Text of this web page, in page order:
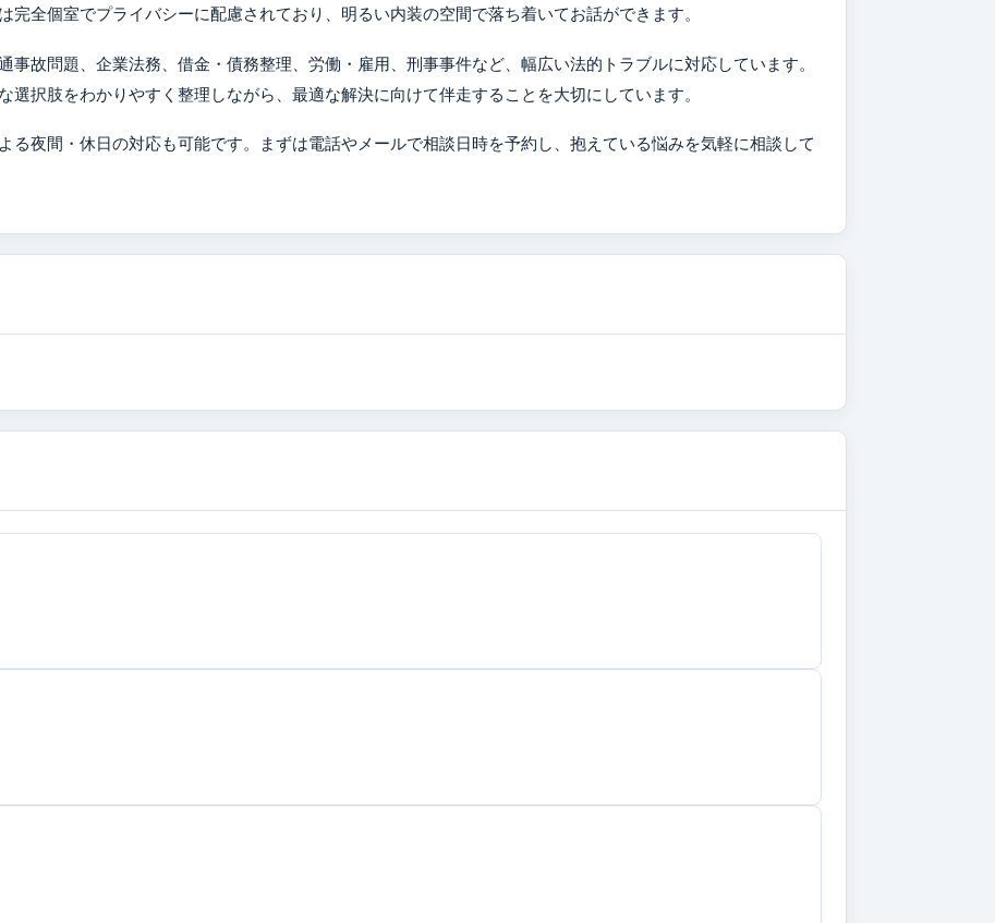
完全個室でプライバシーに配慮されており、明るい内装の空間で落ち着いてお話ができます。
事故問題、企業法務、借金・債務整理、労働・雇用、刑事事件など、幅広い法的トラブルに対応しています。
選択肢をわかりやすく整理しながら、最適な解決に向けて伴走することを大切にしています。
る夜間・休日の対応も可能です。まずは電話やメールで相談日時を予約し、抱えている悩みを気軽に相談して